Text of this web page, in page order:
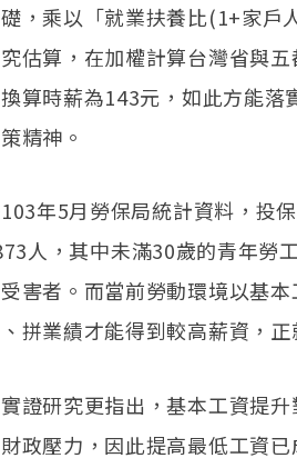
，乘以「就業扶養比(1+家戶
估算，在加權計算台灣省與
算時薪為143元，如此方能
精神。
年5月勞保局統計資料，投
人，其中未滿30歲的青年勞
害者。而當前勞動環境以基
拼業績才能得到較高薪資，
證研究更指出，基本工資提
政壓力，因此提高最低工資